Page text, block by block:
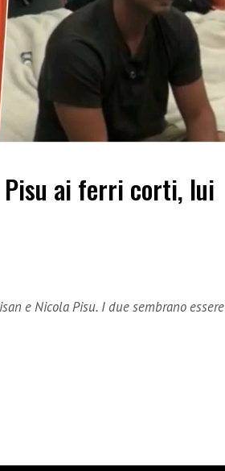
Pisu ai ferri corti, lui
e Nicola Pisu. I due sembrano essere